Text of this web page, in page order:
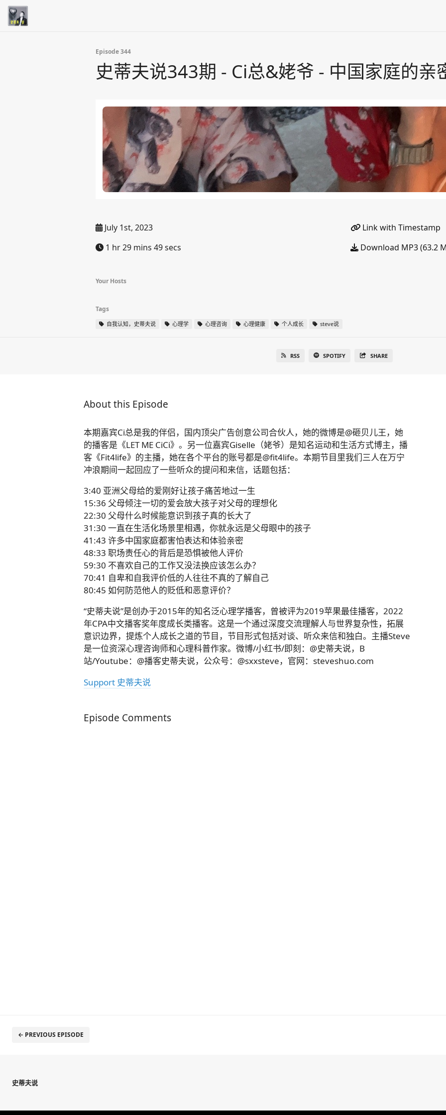
Episode 344
史蒂夫说343期 - Ci总&姥爷 - 中国家庭的亲
July 1st, 2023
1 hr 29 mins 49 secs
Link with Timestamp
Download MP3 (63.2
Your Hosts
Tags
自我认知，史蒂夫说 心理学 心理咨询 心理健康 个人成长 steve说
RSS SPOTIFY SHARE
About this Episode
本期嘉宾Ci总是我的伴侣，国内顶尖广告创意公司合伙人，她的微博是@砸贝儿王，她
的播客是《LET ME CiCi》。另一位嘉宾Giselle（姥爷）是知名运动和生活方式博主，播
客《Fit4life》的主播，她在各个平台的账号都是@fit4life。本期节目里我们三人在万宁
冲浪期间一起回应了一些听众的提问和来信，话题包括：
3:40 亚洲父母给的爱刚好让孩子痛苦地过一生
15:36 父母倾注一切的爱会放大孩子对父母的理想化
22:30 父母什么时候能意识到孩子真的长大了
31:30 一直在生活化场景里相遇，你就永远是父母眼中的孩子
41:43 许多中国家庭都害怕表达和体验亲密
48:33 职场责任心的背后是恐惧被他人评价
59:30 不喜欢自己的工作又没法换应该怎么办？
70:41 自卑和自我评价低的人往往不真的了解自己
80:45 如何防范他人的贬低和恶意评价？
“史蒂夫说”是创办于2015年的知名泛心理学播客，曾被评为2019苹果最佳播客，2022
年CPA中文播客奖年度成长类播客。这是一个通过深度交流理解人与世界复杂性，拓展
意识边界，提炼个人成长之道的节目，节目形式包括对谈、听众来信和独白。主播Steve
是一位资深心理咨询师和心理科普作家。微博/小红书/即刻：@史蒂夫说，B
站/Youtube：@播客史蒂夫说，公众号：@sxxsteve，官网：steveshuo.com
Support 史蒂夫说
Episode Comments
← PREVIOUS EPISODE
史蒂夫说